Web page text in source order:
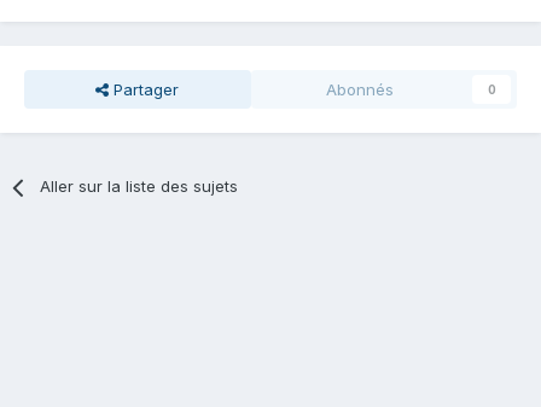
Partager Abonnés 0
Aller sur la liste des sujets